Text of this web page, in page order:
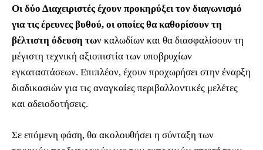
Οι δύο Διαχειριστές έχουν προκηρύξει τον διαγωνισμό
για τις έρευνες βυθού, οι οποίες θα καθορίσουν τη
βέλτιστη όδευση των καλωδίων και θα διασφαλίσουν τη
μέγιστη τεχνική αξιοπιστία των υποβρυχίων
εγκαταστάσεων. Επιπλέον, έχουν προχωρήσει στην έναρξη
διαδικασιών για τις αναγκαίες περιβαλλοντικές μελέτες
και αδειοδοτήσεις.
Σε επόμενη φάση, θα ακολουθήσει η σύνταξη των